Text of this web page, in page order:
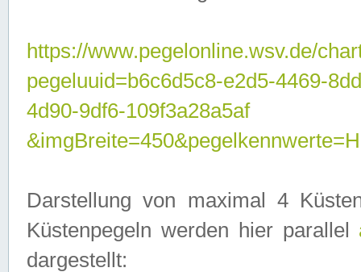
https://www.pegelonline.wsv.de/
pegeluuid=b6c6d5c8-e2d5-4469-
4d90-9df6-109f3a28a5af
Darstellung von maximal 4
Küstenpegeln werden hier parallel
dargestellt: